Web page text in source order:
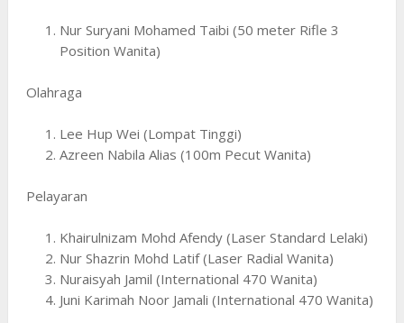
Nur Suryani Mohamed Taibi (50 meter Rifle 3
Position Wanita)
Olahraga
Lee Hup Wei (Lompat Tinggi)
Azreen Nabila Alias (100m Pecut Wanita)
Pelayaran
Khairulnizam Mohd Afendy (Laser Standard Lelaki)
Nur Shazrin Mohd Latif (Laser Radial Wanita)
Nuraisyah Jamil (International 470 Wanita)
Juni Karimah Noor Jamali (International 470 Wanita)